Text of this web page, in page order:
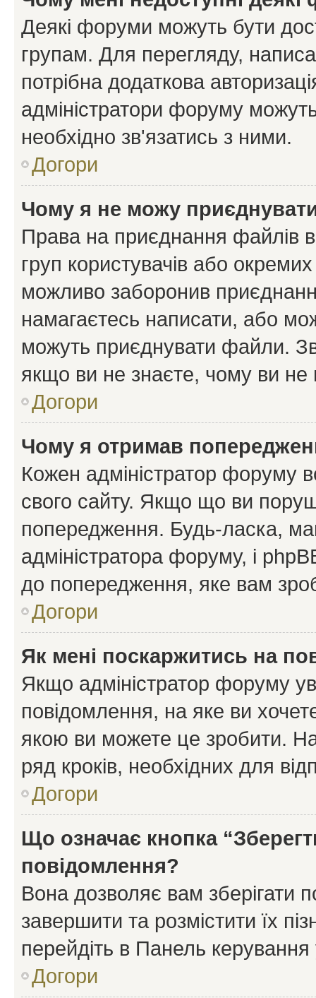
Деякі форуми можуть бути
групам. Для перегляду,
потрібна додаткова
адміністратори форуму
необхідно зв'язатись з ними.
Догори
Чому я не можу
Права на приєднання файлів
груп користувачів або
можливо заборонив
намагаєтесь написати, або
можуть приєднувати файли.
якщо ви не знаєте, чому ви
Догори
Чому я отримав
Кожен адміністратор форуму
свого сайту. Якщо що ви
попередження. Будь-ласка,
адміністратора форуму, і
до попередження, яке вам
Догори
Як мені поскаржитись на
Якщо адміністратор форуму
повідомлення, на яке ви
якою ви можете це зробити.
ряд кроків, необхідних для
Догори
Що означає кнопка
повідомлення?
Вона дозволяє вам зберігати
завершити та розмістити їх
перейдіть в Панель керування
Догори